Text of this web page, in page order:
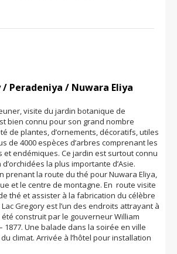
/ Peradeniya / Nuwara Eliya
visite du jardin botanique de
bien connu pour son grand nombre
de plantes, d’ornements, décoratifs, utiles
de 4000 espèces d’arbres comprenant les
et endémiques. Ce jardin est surtout connu
la plus importante d’Asie.
prenant la route du thé pour Nuwara Eliya,
et le centre de montagne. En route visite
thé et assister à la fabrication du célèbre
Lac Gregory est l’un des endroits attrayant à
été construit par le gouverneur William
1877. Une balade dans la soirée en ville
climat. Arrivée à l’hôtel pour installation